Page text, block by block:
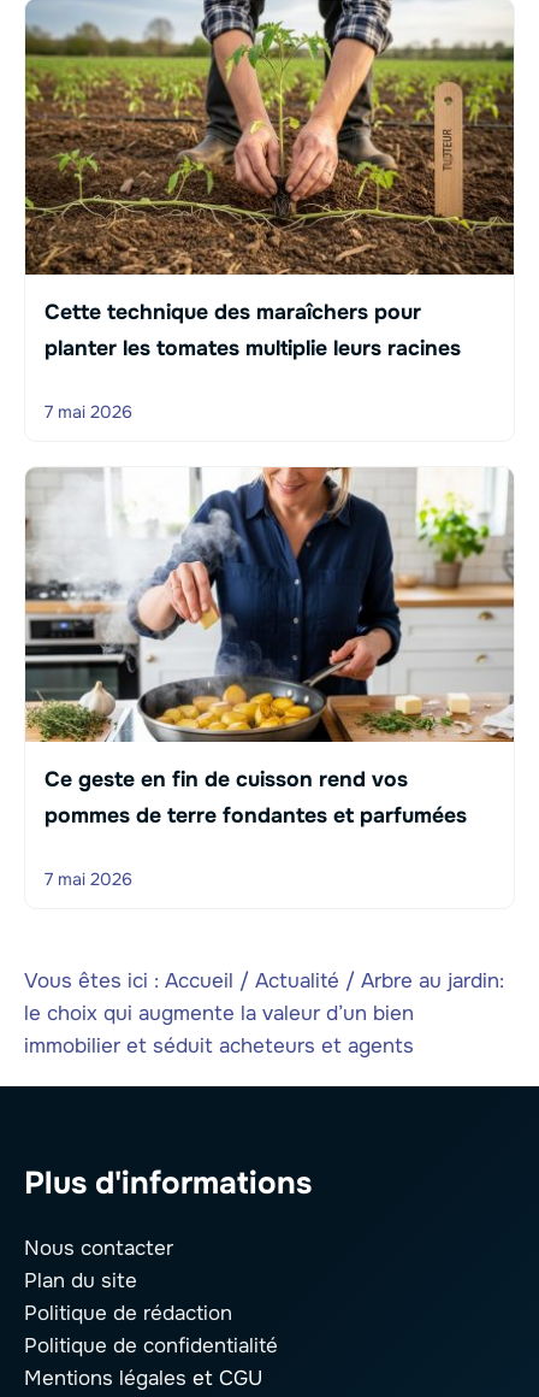
Cette technique des maraîchers pour
planter les tomates multiplie leurs racines
7 mai 2026
Ce geste en fin de cuisson rend vos
pommes de terre fondantes et parfumées
7 mai 2026
Vous êtes ici : Accueil / Actualité / Arbre au jardin:
le choix qui augmente la valeur d’un bien
immobilier et séduit acheteurs et agents
Plus d'informations
Nous contacter
Plan du site
Politique de rédaction
Politique de confidentialité
Mentions légales et CGU